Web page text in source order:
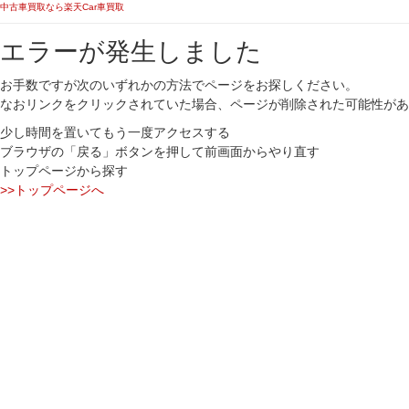
中古車買取なら楽天Car車買取
エラーが発生しました
お手数ですが次のいずれかの方法でページをお探しください。
なおリンクをクリックされていた場合、ページが削除された可能性が
少し時間を置いてもう一度アクセスする
ブラウザの「戻る」ボタンを押して前画面からやり直す
トップページから探す
>>トップページへ